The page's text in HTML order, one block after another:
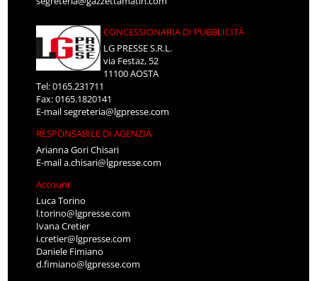
CONCESSIONARIA DI PUBBLICITÀ
LG PRESSE S.R.L.
via Festaz, 52
11100 AOSTA
Tel: 0165.231711
Fax: 0165.1820141
E-mailsegreteria@lgpresse.com
RESPONSABILE DI AGENZIA
Arianna Gori Chisari
E-maila.chisari@lgpresse.com
Account
Luca Torino
l.torino@lgpresse.com
Ivana Cretier
i.cretier@lgpresse.com
Daniele Fimiano
d.fimiano@lgpresse.com